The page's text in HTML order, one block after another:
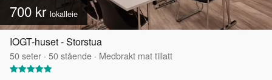
700 kr lokalleie
IOGT-huset - Storstua
50seter · 50stående · Medbrakt mat tillatt